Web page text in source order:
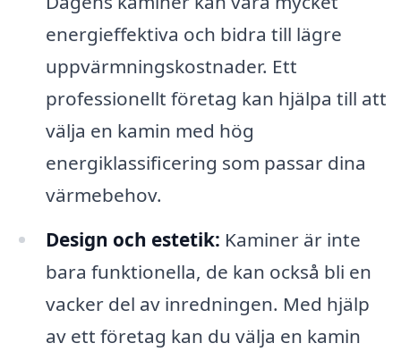
energieffektiva och bidra till lägre
uppvärmningskostnader. Ett
professionellt företag kan hjälpa till att
välja en kamin med hög
energiklassificering som passar dina
värmebehov.
Design och estetik: Kaminer är inte
bara funktionella, de kan också bli en
vacker del av inredningen. Med hjälp
av ett företag kan du välja en kamin